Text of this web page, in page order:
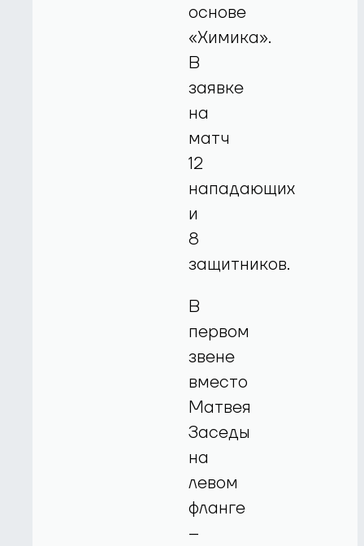
основе
«Химика».
В
заявке
на
матч
12
нападающих
и
8
защитников.
В
первом
звене
вместо
Матвея
Заседы
на
левом
фланге
–